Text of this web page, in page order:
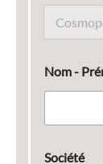
m
u
p
u
Nom -
Société